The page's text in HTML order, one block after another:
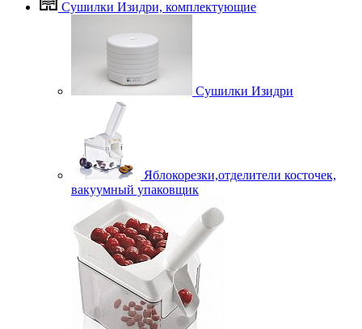
Сушилки Изидри, комплектующие
Сушилки Изидри
Яблокорезки,отделители косточек,
вакуумный упаковщик